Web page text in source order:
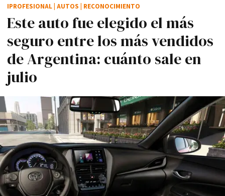
Este auto fue elegido el más
seguro entre los más vendidos
de Argentina: cuánto sale en
julio
IPROFESIONAL AUTOS RECONOCIMIENTO